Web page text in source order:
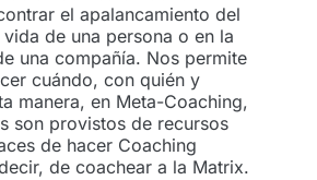
el apalancamiento del
de una persona o en la
una compañía. Nos permite
cuándo, con quién y
manera, en Meta-Coaching,
son provistos de recursos
de hacer Coaching
de coachear a la Matrix.